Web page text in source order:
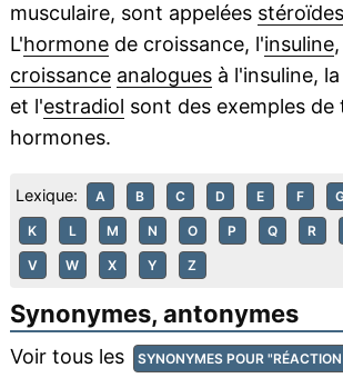
musculaire, sont appelées stéroïdes
L'hormonede croissance, l'insuline
croissance analoguesà l'insuline, la
et l'estradiol sont des exemples de
hormones.
Lexique: A B C D E F
K L M N O P Q R
V W X Y Z
Synonymes, antonymes
Voir tous les SYNONYMES POUR